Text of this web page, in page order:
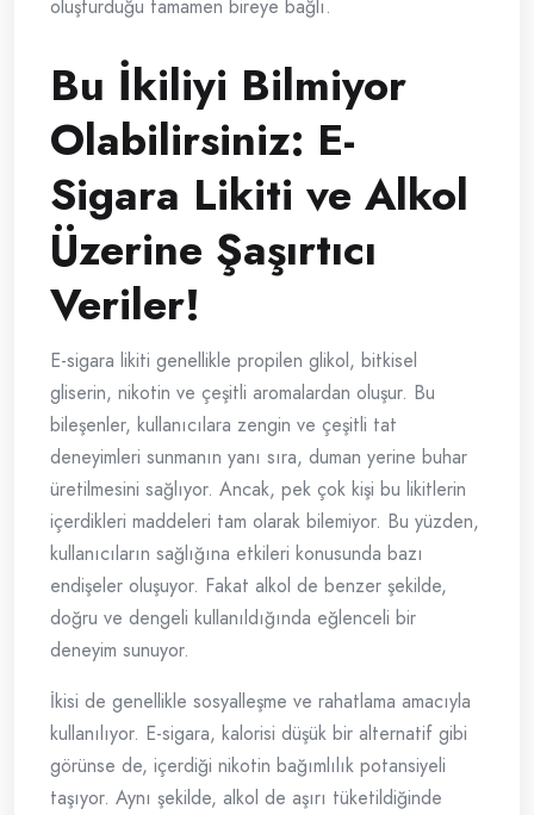
oluşturduğu tamamen bireye bağlı.
Bu İkiliyi Bilmiyor
Olabilirsiniz: E-
Sigara Likiti ve Alkol
Üzerine Şaşırtıcı
Veriler!
E-sigara likiti genellikle propilen glikol, bitkisel
gliserin, nikotin ve çeşitli aromalardan oluşur. Bu
bileşenler, kullanıcılara zengin ve çeşitli tat
deneyimleri sunmanın yanı sıra, duman yerine buhar
üretilmesini sağlıyor. Ancak, pek çok kişi bu likitlerin
içerdikleri maddeleri tam olarak bilemiyor. Bu yüzden,
kullanıcıların sağlığına etkileri konusunda bazı
endişeler oluşuyor. Fakat alkol de benzer şekilde,
doğru ve dengeli kullanıldığında eğlenceli bir
deneyim sunuyor.
İkisi de genellikle sosyalleşme ve rahatlama amacıyla
kullanılıyor. E-sigara, kalorisi düşük bir alternatif gibi
görünse de, içerdiği nikotin bağımlılık potansiyeli
taşıyor. Aynı şekilde, alkol de aşırı tüketildiğinde